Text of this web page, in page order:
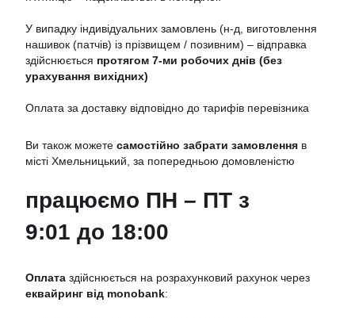
У випадку індивідуальних замовлень (н-д, виготовлення
нашивок (патчів) із прізвищем / позивним) – відправка
здійснюється протягом 7-ми робочих днів (без
урахування вихідних)
Оплата за доставку відповідно до тарифів перевізника
Ви також можете самостійно забрати замовлення в
місті Хмельницький, за попередньою домовленістю
працюємо ПН – ПТ з
9:01 до 18:00
Оплата здійснюється на розрахунковий рахунок через
еквайринг від monobank: